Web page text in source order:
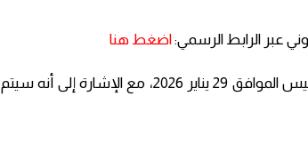
عبر الرابط الرسمي:اضغط هنا
وأكدت أن آخر موعد للتقديم هو الساعة 12:00 ظهرًا من يوم الخميس الموافق 29 يناير 2026، مع الإشارة إلى أنه سيتم